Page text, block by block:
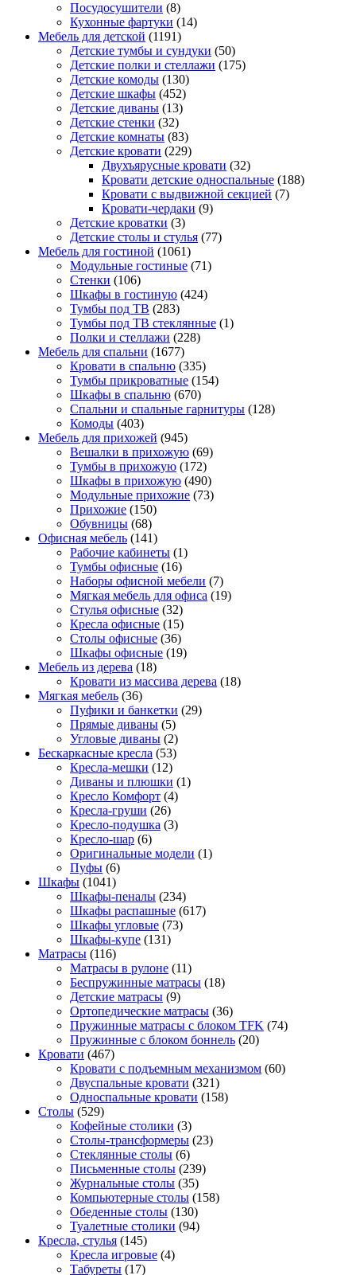
Посудосушители (8)
Кухонные фартуки (14)
Мебель для детской (1191)
Детские тумбы и сундуки (50)
Детские полки и стеллажи (175)
Детские комоды (130)
Детские шкафы (452)
Детские диваны (13)
Детские стенки (32)
Детские комнаты (83)
Детские кровати (229)
Двухъярусные кровати (32)
Кровати детские односпальные (188)
Кровати с выдвижной секцией (7)
Кровати-чердаки (9)
Детские кроватки (3)
Детские столы и стулья (77)
Мебель для гостиной (1061)
Модульные гостиные (71)
Стенки (106)
Шкафы в гостиную (424)
Тумбы под ТВ (283)
Тумбы под ТВ стеклянные (1)
Полки и стеллажи (228)
Мебель для спальни (1677)
Кровати в спальню (335)
Тумбы прикроватные (154)
Шкафы в спальню (670)
Спальни и спальные гарнитуры (128)
Комоды (403)
Мебель для прихожей (945)
Вешалки в прихожую (69)
Тумбы в прихожую (172)
Шкафы в прихожую (490)
Модульные прихожие (73)
Прихожие (150)
Обувницы (68)
Офисная мебель (141)
Рабочие кабинеты (1)
Тумбы офисные (16)
Наборы офисной мебели (7)
Мягкая мебель для офиса (19)
Стулья офисные (32)
Кресла офисные (15)
Столы офисные (36)
Шкафы офисные (19)
Мебель из дерева (18)
Кровати из массива дерева (18)
Мягкая мебель (36)
Пуфики и банкетки (29)
Прямые диваны (5)
Угловые диваны (2)
Бескаркасные кресла (53)
Кресла-мешки (12)
Диваны и плюшки (1)
Кресло Комфорт (4)
Кресла-груши (26)
Кресло-подушка (3)
Кресло-шар (6)
Оригинальные модели (1)
Пуфы (6)
Шкафы (1041)
Шкафы-пеналы (234)
Шкафы распашные (617)
Шкафы угловые (73)
Шкафы-купе (131)
Матрасы (116)
Матрасы в рулоне (11)
Беспружинные матрасы (18)
Детские матрасы (9)
Ортопедические матрасы (36)
Пружинные матрасы с блоком TFK (74)
Пружинные с блоком боннель (20)
Кровати (467)
Кровати с подъемным механизмом (60)
Двуспальные кровати (321)
Односпальные кровати (158)
Столы (529)
Кофейные столики (3)
Столы-трансформеры (23)
Стеклянные столы (6)
Письменные столы (239)
Журнальные столы (35)
Компьютерные столы (158)
Обеденные столы (130)
Туалетные столики (94)
Кресла, стулья (145)
Кресла игровые (4)
Табуреты (17)